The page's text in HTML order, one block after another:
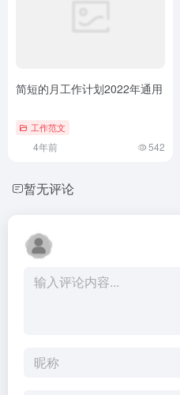
简短的月工作计划2022年通用
工作范文
4年前 542
暂无评论